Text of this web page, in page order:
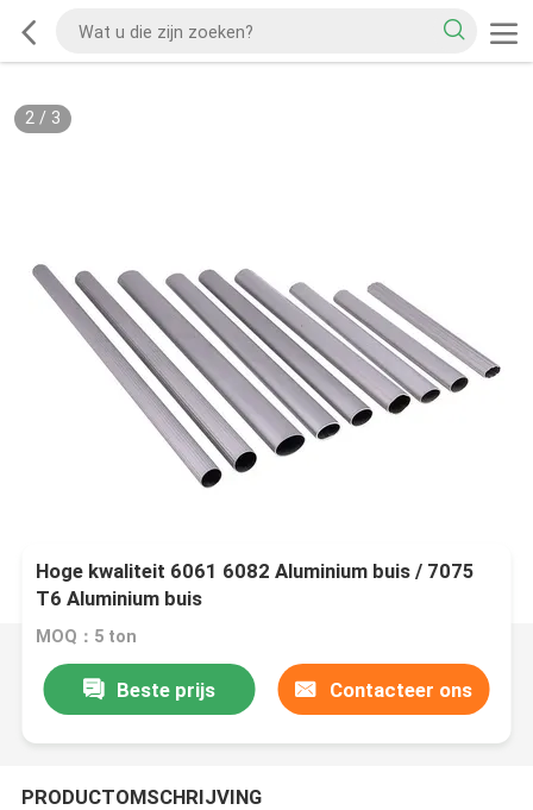
2/ 3
Hoge kwaliteit 6061 6082 Aluminium buis / 7075
T6 Aluminium buis
MOQ：5 ton
Beste prijs Contacteer ons
PRODUCTOMSCHRIJVING